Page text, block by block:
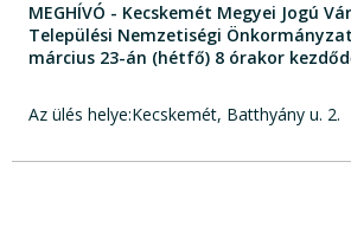
MEGHÍVÓ - Kecskemét Megyei Jogú
Települési Nemzetiségi
március 23-án (hétfő) 8 órakor
Az ülés helye:Kecskemét, Batthyány u. 2.